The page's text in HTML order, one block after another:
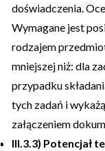
doświadczenia.
Wymagane jest
rodzajem
mniejszej niż: dla
przypadku
tych zadań i
załączeniem
III.3.3) Potencjał